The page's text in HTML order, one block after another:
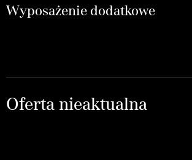
Wyposażenie dodatkowe
Oferta nieaktualna